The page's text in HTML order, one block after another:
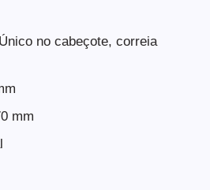
no cabeçote, correia
mm